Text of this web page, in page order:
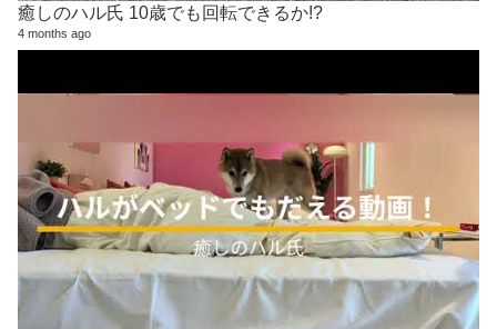
癒しのハル氏 10歳でも回転できるか!?
4 months ago